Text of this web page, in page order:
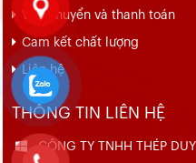
Vận chuyển và thanh toán
Cam kết chất lượng
Liên hệ
THÔNG TIN LIÊN HỆ
CÔNG TY TNHH THÉP